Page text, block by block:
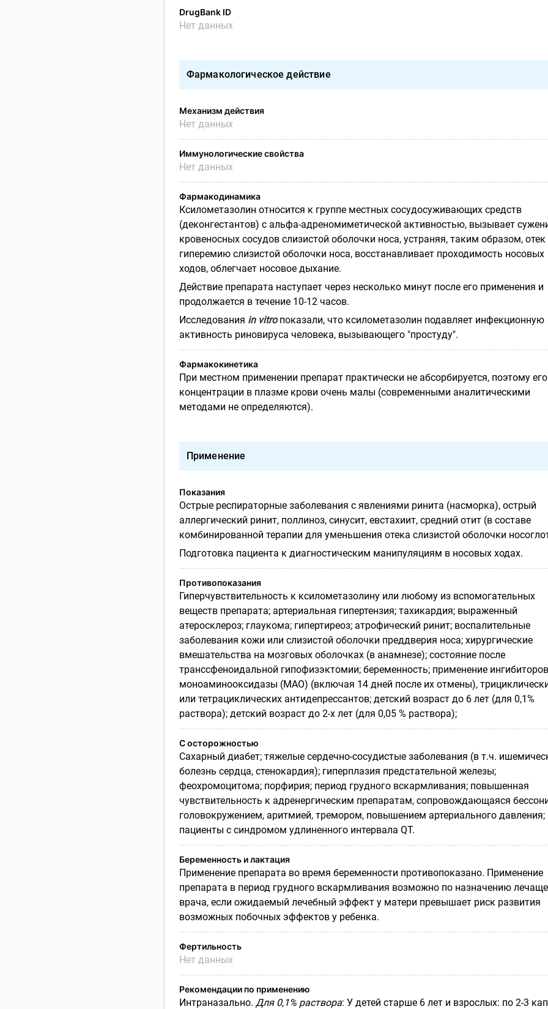
DrugBank ID
Нет данных
Фармакологическое действие
Механизм действия
Нет данных
Иммунологические свойства
Нет данных
Фармакодинамика
Ксилометазолин относится к группе местных сосудосуживающих средств
(деконгестантов) с альфа-адреномиметической активностью, вызывает
кровеносных сосудов слизистой оболочки носа, устраняя, таким образом, отек
гиперемию слизистой оболочки носа, восстанавливает проходимость носовых
ходов, облегчает носовое дыхание.
Действие препарата наступает через несколько минут после его применения и
продолжается в течение 10-12 часов.
Исследования in vitroпоказали, что ксилометазолин подавляет инфекционную
активность риновируса человека, вызывающего "простуду".
Фармакокинетика
При местном применении препарат практически не абсорбируется, поэтому его
концентрации в плазме крови очень малы (современными аналитическими
методами не определяются).
Применение
Показания
Острые респираторные заболевания с явлениями ринита (насморка), острый
аллергический ринит, поллиноз, синусит, евстахиит, средний отит (в составе
комбинированной терапии для уменьшения отека слизистой оболочки
Подготовка пациента к диагностическим манипуляциям в носовых ходах.
Противопоказания
Гиперчувствительность к ксилометазолину или любому из вспомогательных
веществ препарата; артериальная гипертензия; тахикардия; выраженный
атеросклероз; глаукома; гипертиреоз; атрофический ринит; воспалительные
заболевания кожи или слизистой оболочки преддверия носа; хирургические
вмешательства на мозговых оболочках (в анамнезе); состояние после
транссфеноидальной гипофизэктомии; беременность; применение ингибиторов
моноаминооксидазы (МАО) (включая 14 дней после их отмены),
или тетрациклических антидепрессантов; детский возраст до 6 лет (для 0,1%
раствора); детский возраст до 2-х лет (для 0,05 % раствора);
С осторожностью
Сахарный диабет; тяжелые сердечно-сосудистые заболевания (в т.ч.
болезнь сердца, стенокардия); гиперплазия предстательной железы;
феохромоцитома; порфирия; период грудного вскармливания; повышенная
чувствительность к адренергическим препаратам, сопровождающаяся
головокружением, аритмией, тремором, повышением артериального давления;
пациенты с синдромом удлиненного интервала QT.
Беременность и лактация
Применение препарата во время беременности противопоказано. Применение
препарата в период грудного вскармливания возможно по назначению
врача, если ожидаемый лечебный эффект у матери превышает риск развития
возможных побочных эффектов у ребенка.
Фертильность
Нет данных
Рекомендации по применению
Интраназально. Для 0,1% раствора: У детей старше 6 лет и взрослых: по 2-3